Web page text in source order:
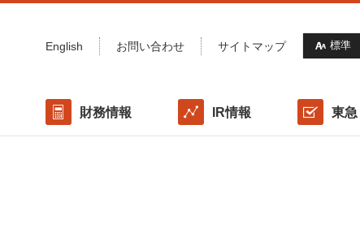
English お問い合わせ サイトマップ 標準
財務情報 IR情報 東